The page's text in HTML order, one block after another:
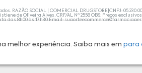
melhor experiência. Saiba mais empara
RAZÃO SOCIAL | COMERCIAL DRUGSTORE|CNPJ:
de Oliveira Alves, CRF/AL Nº 2558 OBS: Preços
das 8h00 às 17h30 Email:
substituem as orientações de um profissional da área
Se os sintomas persistirem, um médico deve ser
realizar suas compras com tranquilidade. A privacidade
confirmação da disponibilidade de produto em nosso estoque.